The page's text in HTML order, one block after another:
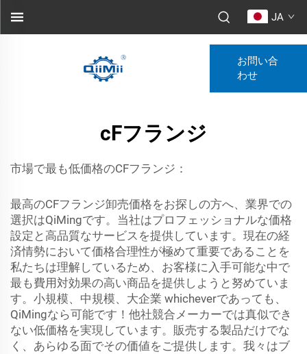
JA
お問い合
わせ
cFフランジ
市場で最も低価格のCFフランジ：
最高のCFフランジ卸売価格をお探しの方へ、業界での
選択はQiMingです。当社はプロフェッショナルな価格
設定と高品質なサービスを提供しています。現在の経
済情勢において価格合理性が極めて重要であることを
私たちは理解しているため、お客様に入手可能な中で
最も費用対効果の高い商品を提供しようと努めていま
す。小規模、中規模、大企業 whicheverであっても、
QiMingなら可能です！他社競合メーカーでは真似でき
ない低価格を実現しています。販売する製品だけでな
く、あらゆる面でその価値をご提供します。我々はブ